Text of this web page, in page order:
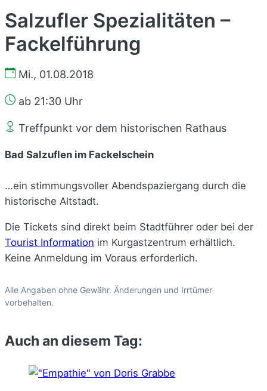
Salzufler Spezialitäten –
Fackelführung
Mi., 01.08.2018
ab 21:30 Uhr
Treffpunkt vor dem historischen Rathaus
Bad Salzuflen im Fackelschein
…ein stimmungsvoller Abendspaziergang durch die
historische Altstadt.
Die Tickets sind direkt beim Stadtführer oder bei der
Tourist Information im Kurgastzentrum erhältlich.
Keine Anmeldung im Voraus erforderlich.
Alle Angaben ohne Gewähr. Änderungen und Irrtümer
vorbehalten.
Auch an diesem Tag: